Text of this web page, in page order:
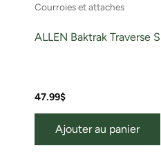
Courroies et attaches
ALLEN Baktrak Traverse
47.99$
Ajouter au panier